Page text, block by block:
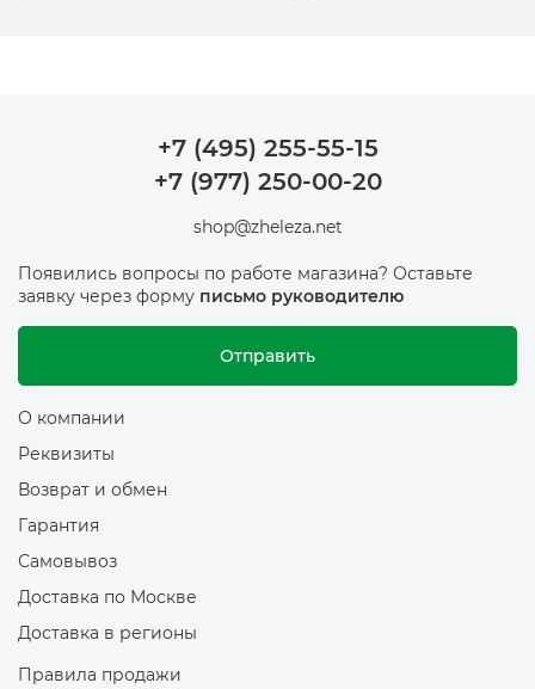
+7 (495) 255-55-15
+7 (977) 250-00-20
shop@zheleza.net
Появились вопросы по работе магазина? Оставьте
заявку через форму письмо руководителю
Отправить
О компании
Реквизиты
Возврат и обмен
Гарантия
Самовывоз
Доставка по Москве
Доставка в регионы
Правила продажи